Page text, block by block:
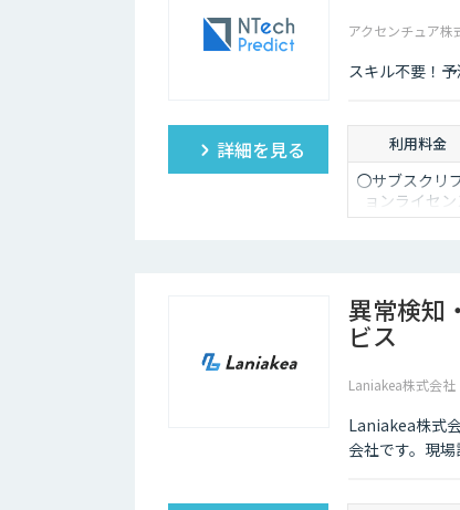
アクセンチュア株
スキル不要！
詳細を見る 利用料金
〇サブスクリ
ョンライセン
（年額）
※ライセンス
はお問い合わ
ださい。
あたりに１ライ
ンスが必要です
※伴走サポー
初期構築支
PoC支援など
としてご提供
異常検知
ビス
Laniakea株式会社
Laniakea株式
会社です。現